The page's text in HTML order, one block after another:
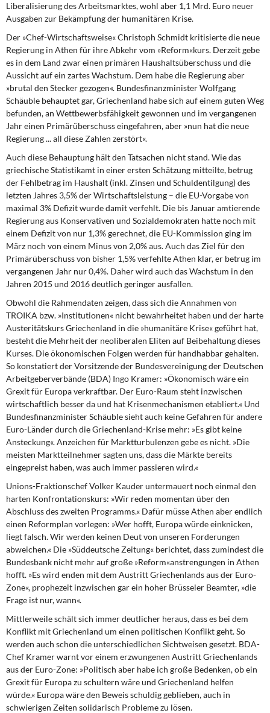
Liberalisierung des Arbeitsmarktes, wohl aber 1,1 Mrd. Euro neuer
Ausgaben zur Bekämpfung der humanitären Krise.
Der »Chef-Wirtschaftsweise« Christoph Schmidt kritisierte die neue
Regierung in Athen für ihre Abkehr vom »Reform«kurs. Derzeit gebe
es in dem Land zwar einen primären Haushaltsüberschuss und die
Aussicht auf ein zartes Wachstum. Dem habe die Regierung aber
»brutal den Stecker gezogen«. Bundesfinanzminister Wolfgang
Schäuble behauptet gar, Griechenland habe sich auf einem guten Weg
befunden, an Wettbewerbsfähigkeit gewonnen und im vergangenen
Jahr einen Primärüberschuss eingefahren, aber »nun hat die neue
Regierung ... all diese Zahlen zerstört«.
Auch diese Behauptung hält den Tatsachen nicht stand. Wie das
griechische Statistikamt in einer ersten Schätzung mitteilte, betrug
der Fehlbetrag im Haushalt (inkl. Zinsen und Schuldentilgung) des
letzten Jahres 3,5% der Wirtschaftsleistung – die EU-Vorgabe von
maximal 3% Defizit wurde damit verfehlt. Die bis Januar amtierende
Regierung aus Konservativen und Sozialdemokraten hatte noch mit
einem Defizit von nur 1,3% gerechnet, die EU-Kommission ging im
März noch von einem Minus von 2,0% aus. Auch das Ziel für den
Primärüberschuss von bisher 1,5% verfehlte Athen klar, er betrug im
vergangenen Jahr nur 0,4%. Daher wird auch das Wachstum in den
Jahren 2015 und 2016 deutlich geringer ausfallen.
Obwohl die Rahmendaten zeigen, dass sich die Annahmen von
TROIKA bzw. »Institutionen« nicht bewahrheitet haben und der harte
Austeritätskurs Griechenland in die »humanitäre Krise« geführt hat,
besteht die Mehrheit der neoliberalen Eliten auf Beibehaltung dieses
Kurses. Die ökonomischen Folgen werden für handhabbar gehalten.
So konstatiert der Vorsitzende der Bundesvereinigung der Deutschen
Arbeitgeberverbände (BDA) Ingo Kramer: »Ökonomisch wäre ein
Grexit für Europa verkraftbar. Der Euro-Raum steht inzwischen
wirtschaftlich besser da und hat Krisenmechanismen etabliert.« Und
Bundesfinanzminister Schäuble sieht auch keine Gefahren für andere
Euro-Länder durch die Griechenland-Krise mehr: »Es gibt keine
Ansteckung«. Anzeichen für Marktturbulenzen gebe es nicht. »Die
meisten Marktteilnehmer sagten uns, dass die Märkte bereits
eingepreist haben, was auch immer passieren wird.«
Unions-Fraktionschef Volker Kauder untermauert noch einmal den
harten Konfrontationskurs: »Wir reden momentan über den
Abschluss des zweiten Programms.« Dafür müsse Athen aber endlich
einen Reformplan vorlegen: »Wer hofft, Europa würde einknicken,
liegt falsch. Wir werden keinen Deut von unseren Forderungen
abweichen.« Die »Süddeutsche Zeitung« berichtet, dass zumindest die
Bundesbank nicht mehr auf große »Reform«anstrengungen in Athen
hofft. »Es wird enden mit dem Austritt Griechenlands aus der Euro-
Zone«, prophezeit inzwischen gar ein hoher Brüsseler Beamter, »die
Frage ist nur, wann«.
Mittlerweile schält sich immer deutlicher heraus, dass es bei dem
Konflikt mit Griechenland um einen politischen Konflikt geht. So
werden auch schon die unterschiedlichen Sichtweisen gesetzt. BDA-
Chef Kramer warnt vor einem erzwungenen Austritt Griechenlands
aus der Euro-Zone: »Politisch aber habe ich große Bedenken, ob ein
Grexit für Europa zu schultern wäre und Griechenland helfen
würde.« Europa wäre den Beweis schuldig geblieben, auch in
schwierigen Zeiten solidarisch Probleme zu lösen.